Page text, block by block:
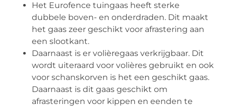
Het Eurofence tuingaas heeft sterke
dubbele boven- en onderdraden. Dit maakt
het gaas zeer geschikt voor afrastering aan
een slootkant.
Daarnaast is er volièregaas verkrijgbaar. Dit
wordt uiteraard voor volières gebruikt en ook
voor schanskorven is het een geschikt gaas.
Daarnaast is dit gaas geschikt om
afrasteringen voor kippen en eenden te